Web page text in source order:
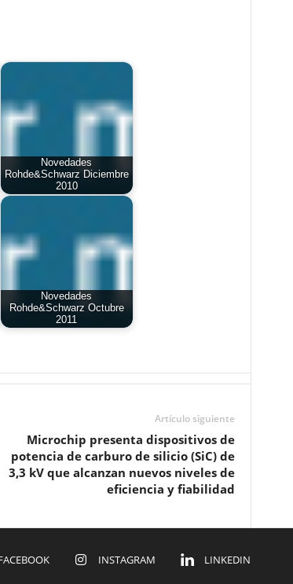
Novedades
Rohde&Schwarz Diciembre
2010
Novedades
Rohde&Schwarz Octubre
2011
Artículo siguiente
Microchip presenta dispositivos de
potencia de carburo de silicio (SiC) de
3,3 kV que alcanzan nuevos niveles de
eficiencia y fiabilidad
INSTAGRAM LINKEDIN